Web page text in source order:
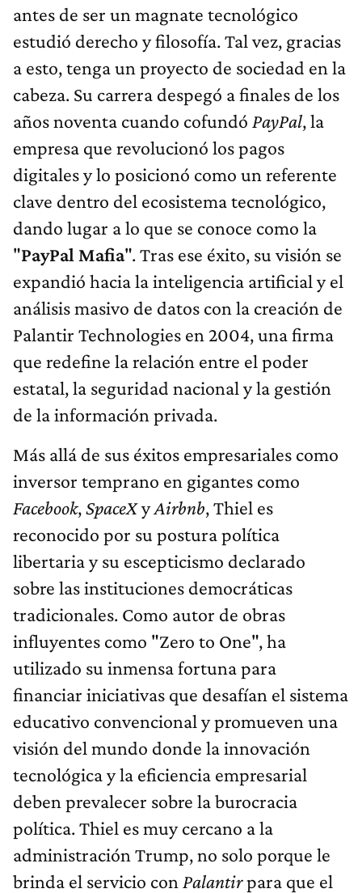
antes de ser un magnate tecnológico
estudió derecho y filosofía. Tal vez, gracias
a esto, tenga un proyecto de sociedad en la
cabeza. Su carrera despegó a finales de los
años noventa cuando cofundó PayPal, la
empresa que revolucionó los pagos
digitales y lo posicionó como un referente
clave dentro del ecosistema tecnológico,
dando lugar a lo que se conoce como la
"PayPal Mafia". Tras ese éxito, su visión se
expandió hacia la inteligencia artificial y el
análisis masivo de datos con la creación de
Palantir Technologies en 2004, una firma
que redefine la relación entre el poder
estatal, la seguridad nacional y la gestión
de la información privada.
Más allá de sus éxitos empresariales como
inversor temprano en gigantes como
Facebook,SpaceXyAirbnb, Thiel es
reconocido por su postura política
libertaria y su escepticismo declarado
sobre las instituciones democráticas
tradicionales. Como autor de obras
influyentes como "Zero to One", ha
utilizado su inmensa fortuna para
financiar iniciativas que desafían el sistema
educativo convencional y promueven una
visión del mundo donde la innovación
tecnológica y la eficiencia empresarial
deben prevalecer sobre la burocracia
política. Thiel es muy cercano a la
administración Trump, no solo porque le
brinda el servicio con Palantirpara que el